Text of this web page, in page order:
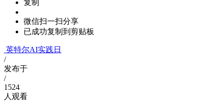
复制
微信扫一扫分享
已成功复制到剪贴板
英特尔AI实践日
/
发布于
/
1524
人观看